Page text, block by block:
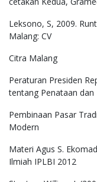
Leksono, S, 2009.
Malang: CV
Citra Malang
Peraturan Presiden
tentang Penataan dan
Pembinaan Pasar
Modern
Materi Agus S.
Ilmiah IPLBI 2012